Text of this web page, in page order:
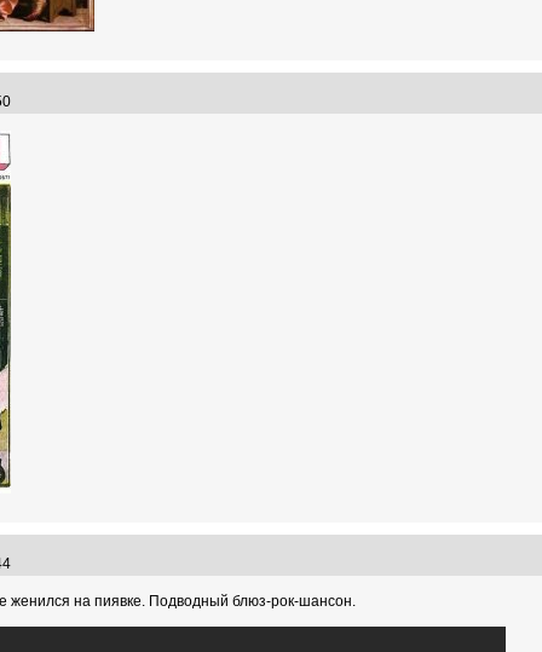
женился на пиявке. Подводный блюз-рок-шансон.